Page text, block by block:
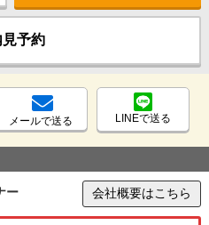
見予約
メールで送る LINEで送る
ー 会社概要はこちら